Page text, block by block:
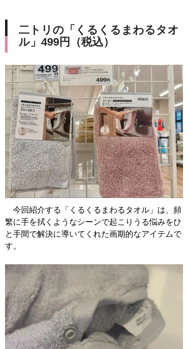
二トリの「くるくるまわるタオ
ル」499円（税込）
今回紹介する「くるくるまわるタオル」は、頻
繁に手を拭くようなシーンで起こりうる悩みをひ
と手間で解決に導いてくれた画期的なアイテムで
す。